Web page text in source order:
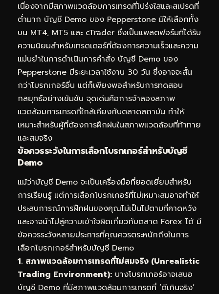
เนื่องจากมีสภาพแวดล้อมการเทรดที่โปร่งใสและสเปรดที่
ต่ำมาก บัญชี Demo ของ Pepperstone มีให้เลือกทั้ง
บน MT4, MT5 และ cTrader ซึ่งเป็นแพลตฟอร์มที่ได้รับ
ความนิยมสำหรับเทรดเดอร์ที่ต้องการความเร็วและความ
แม่นยำในการดำเนินการคำสั่ง บัญชี Demo ของ
Pepperstone มีระยะเวลาใช้งาน 30 วัน ซึ่งอาจจะสั้น
กว่าโบรกเกอร์อื่น แต่ก็เพียงพอสำหรับการทดสอบ
กลยุทธ์อย่างเข้มข้น จุดเด่นคือการจำลองสภาพ
แวดล้อมการเทรดที่ใกล้เคียงกับตลาดสถาบัน ทำให้
เหมาะสำหรับผู้ที่ต้องการฝึกฝนในสภาพแวดล้อมที่ท้าทาย
และสมจริง
ข้อควรระวังในการเลือกโบรกเกอร์สำหรับบัญชี
Demo
แม้ว่าบัญชี Demo จะเป็นเครื่องมือที่ยอดเยี่ยมสำหรับ
การเรียนรู้ แต่การเลือกโบรกเกอร์ที่ไม่เหมาะสมอาจทำให้
ประสบการณ์การฝึกฝนของคุณไม่เป็นไปตามที่คาดหวัง
และอาจนำไปสู่ความเข้าใจผิดเกี่ยวกับตลาด Forex ได้ มี
ข้อควรระวังหลายประการที่คุณควรตระหนักถึงในการ
เลือกโบรกเกอร์สำหรับบัญชี Demo
1. สภาพแวดล้อมการเทรดที่ไม่สมจริง (Unrealistic
Trading Environment): บางโบรกเกอร์อาจเสนอ
บัญชี Demo ที่มีสภาพแวดล้อมการเทรดที่ ‘ดีเกินจริง’